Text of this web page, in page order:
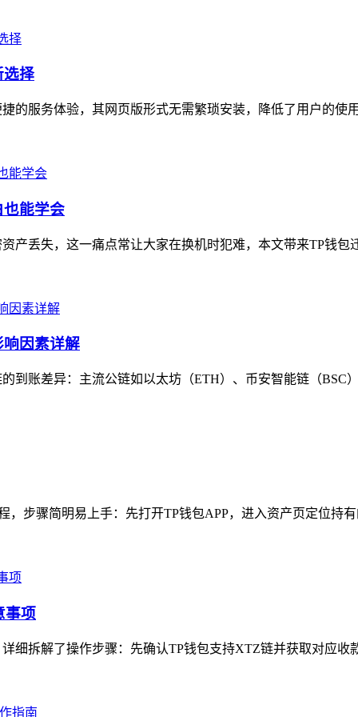
选择
的服务体验，其网页版形式无需繁琐安装，降低了用户的
能学会
产丢失，这一痛点常让大家在换机时犯难，本文带来TP钱
因素详解
到账差异：主流公链如以太坊（ETH）、币安智能链（BSC
步骤简明易上手：先打开TP钱包APP，进入资产页定位持
事项
细拆解了操作步骤：先确认TP钱包支持XTZ链并获取对应